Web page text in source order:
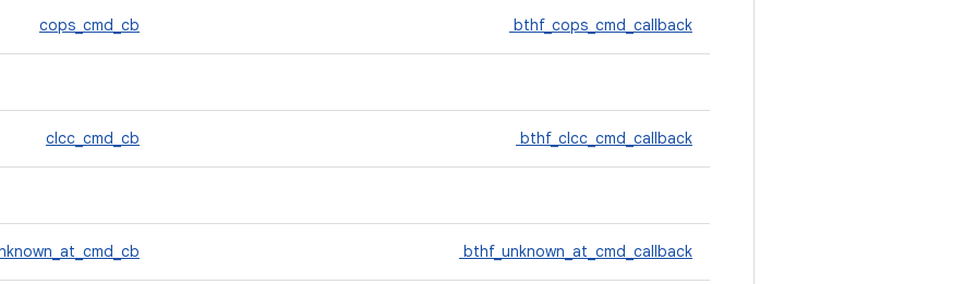
bthf_cops_cmd_callback
cops_cmd_cb
bthf_clcc_cmd_callback
clcc_cmd_cb
bthf_unknown_at_cmd_callback